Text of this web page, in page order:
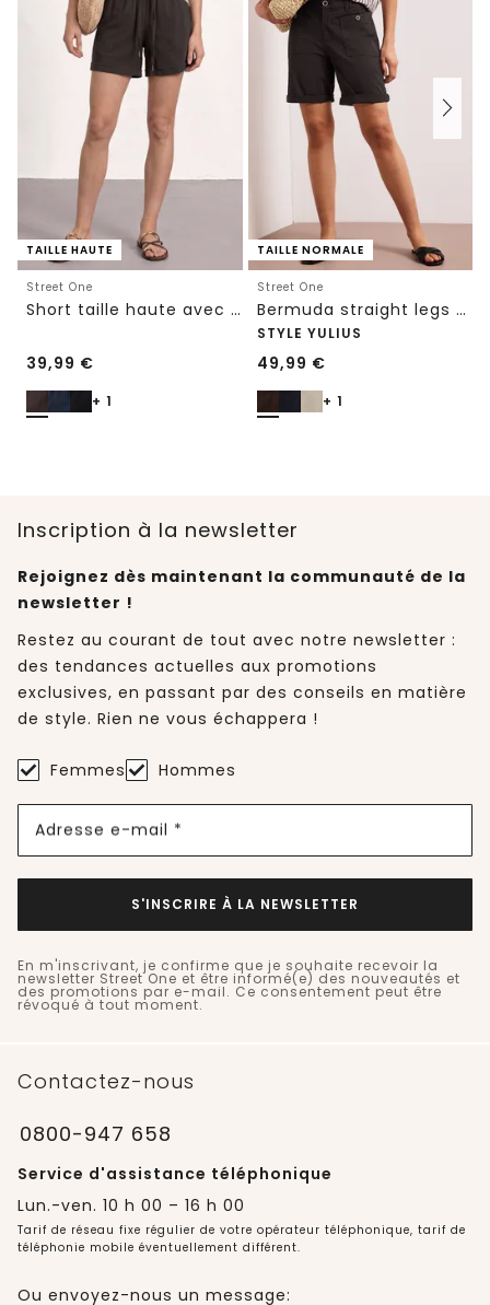
TAILLE HAUTE
Street One
Short taille haute avec ceinture paperbag
39,99 €
+ 1
TAILLE NORMALE
Street One
Bermuda straight legs avec turn-up
STYLE YULIUS
49,99 €
+ 1
Inscription à la newsletter
Rejoignez dès maintenant la communauté de la
newsletter !
Restez au courant de tout avec notre newsletter :
des tendances actuelles aux promotions
exclusives, en passant par des conseils en matière
de style. Rien ne vous échappera !
Femmes Hommes
Adresse e-mail *
S'INSCRIRE À LA NEWSLETTER
En m'inscrivant, je confirme que je souhaite recevoir la
newsletter Street One et être informé(e) des nouveautés et
des promotions par e-mail. Ce consentement peut être
révoqué à tout moment.
Contactez-nous
0800-947 658
Service d'assistance téléphonique
Lun.-ven. 10 h 00 – 16 h 00
Tarif de réseau fixe régulier de votre opérateur téléphonique, tarif de
téléphonie mobile éventuellement différent.
Ou envoyez-nous un message: